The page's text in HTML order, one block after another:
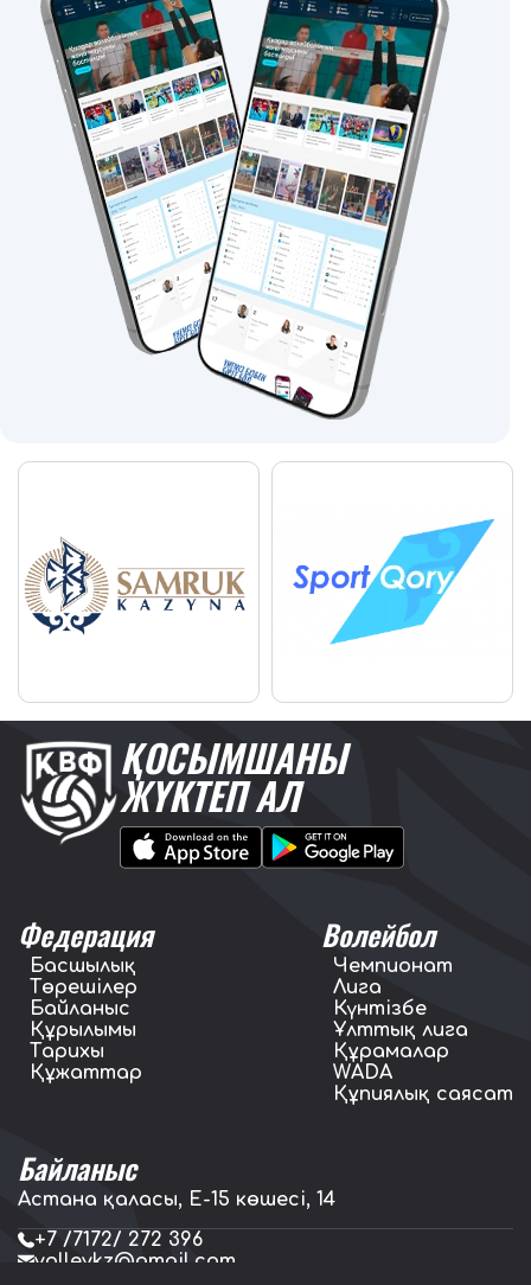
ҚОСЫМШАНЫ
ЖҮКТЕП АЛ
Федерация
Басшылық
Төрешілер
Байланыс
Құрылымы
Тарихы
Құжаттар
Волейбол
Чемпионат
Лига
Күнтізбе
Ұлттық лига
Құрамалар
WADA
Құпиялық саясат
Байланыс
Астана қаласы, E-15 көшесі, 14
+7 /7172/ 272 396
volleykz@gmail.com